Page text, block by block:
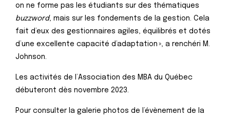
on ne forme pas les étudiants sur des thématiques
buzzword, mais sur les fondements de la gestion. Cela
fait d’eux des gestionnaires agiles, équilibrés et dotés
d’une excellente capacité d’adaptation », a renchéri M.
Johnson.
Les activités de l’Association des MBA du Québec
débuteront dès novembre 2023.
Pour consulter la galerie photos de l’évènement de la